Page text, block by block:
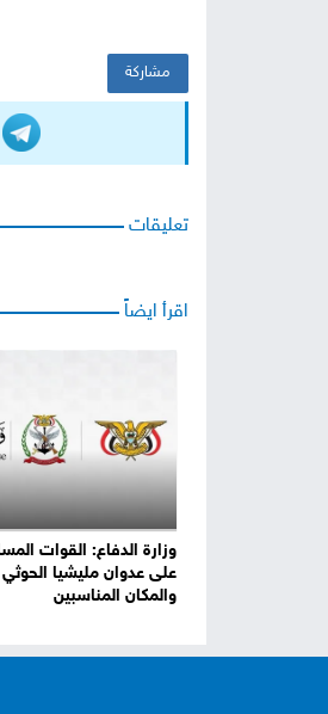
مشاركة
تعليقات
اقرأ ايضاً
وزارة الدفاع: القوات
على عدوان مليشيا
والمكان المناسبين